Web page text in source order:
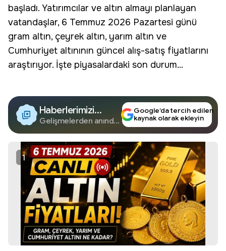
başladı. Yatırımcılar ve altın almayı planlayan
vatandaşlar, 6 Temmuz 2026 Pazartesi günü
gram altın, çeyrek altın, yarım altın ve
Cumhuriyet altınının güncel alış-satış fiyatlarını
araştırıyor. İşte piyasalardaki son durum...
Haberlerimizi
Google'da Takip
Edin
Gelişmelerden anında
Google’da tercih edilen
kaynak olarak ekleyin
1